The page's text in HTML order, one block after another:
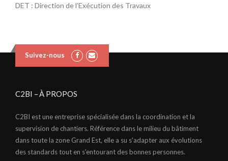
DET : Direction de l’Exécution des Travaux
Suivez-nous
C2BI – À PROPOS
C2BI est une entreprise spécialisée dans la coordination et la
supervision de chantiers. Référence dans le milieu du bâtiment
dans toute la zone Grand Est, elle a su s'adapter aux évolutions
des standards tout en s'entourant des bonnes personnes.